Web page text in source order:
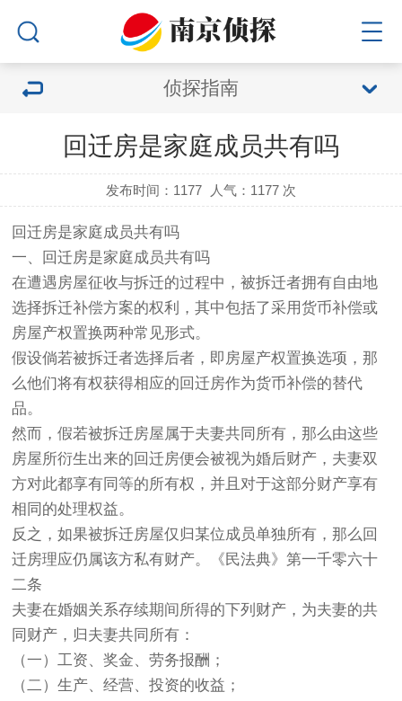
侦探指南
回迁房是家庭成员共有吗
发布时间：1177 人气： 1177 次
回迁房是家庭成员共有吗
一、回迁房是家庭成员共有吗
在遭遇房屋征收与拆迁的过程中，被拆迁者拥有自由地
选择拆迁补偿方案的权利，其中包括了采用货币补偿或
房屋产权置换两种常见形式。
假设倘若被拆迁者选择后者，即房屋产权置换选项，那
么他们将有权获得相应的回迁房作为货币补偿的替代
品。
然而，假若被拆迁房屋属于夫妻共同所有，那么由这些
房屋所衍生出来的回迁房便会被视为婚后财产，夫妻双
方对此都享有同等的所有权，并且对于这部分财产享有
相同的处理权益。
反之，如果被拆迁房屋仅归某位成员单独所有，那么回
迁房理应仍属该方私有财产。《民法典》第一千零六十
二条
夫妻在婚姻关系存续期间所得的下列财产，为夫妻的共
同财产，归夫妻共同所有：
（一）工资、奖金、劳务报酬；
（二）生产、经营、投资的收益；